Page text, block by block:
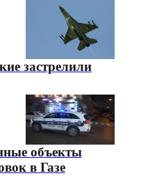
застрелили
объекты
в Газе